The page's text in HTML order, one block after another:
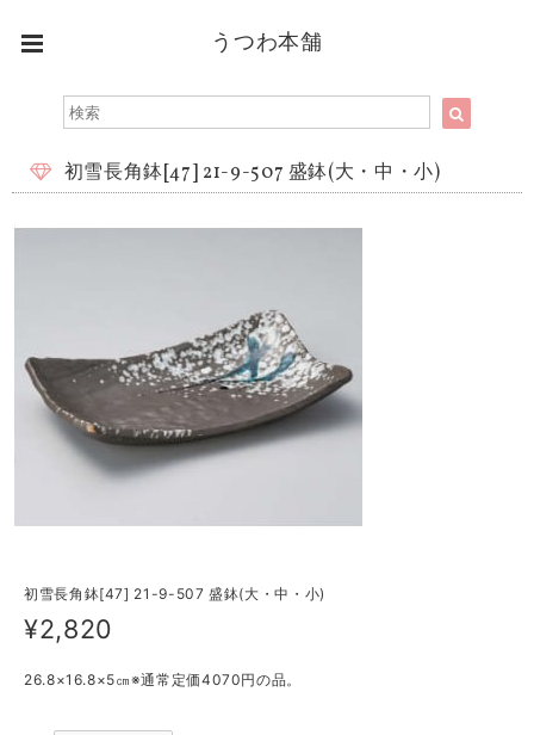
うつわ本舗
初雪長角鉢[47] 21-9-507 盛鉢(大・中・小)
初雪長角鉢[47] 21-9-507 盛鉢(大・中・小)
¥2,820
26.8×16.8×5㎝※通常定価4070円の品。